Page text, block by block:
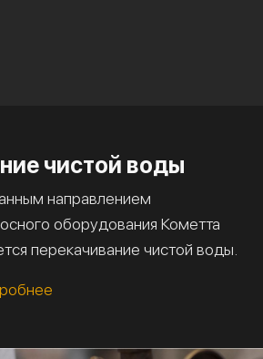
чистой воды
направлением
оборудования Кометта
перекачивание чистой воды.